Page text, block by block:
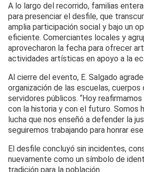
A lo largo del recorrido, familias
para presenciar el desfile, que
amplia participación social y bajo un
eficiente. Comerciantes locales y
aprovecharon la fecha para ofrecer
actividades artísticas en apoyo a la
Al cierre del evento, E. Salgado
organización de las escuelas, cuerpos
servidores públicos. “Hoy
con la historia y con el futuro. Somos
lucha que nos enseñó a defender la
seguiremos trabajando para honrar
El desfile concluyó sin incidentes,
nuevamente como un símbolo de
tradición para la población.